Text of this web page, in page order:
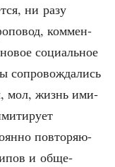
ни разу
ком­мен­
соци­аль­ное
сопро­вож­да­лись
мол, жизнь ими­
повто­ря­ю­
и обще­